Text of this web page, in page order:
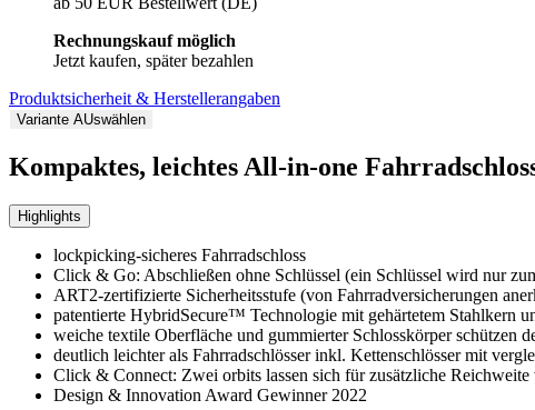
Rechnungskauf möglich
Jetzt kaufen, später bezahlen
Produktsicherheit & Herstellerangaben
Variante AUswählen
Kompaktes, leichtes All-in-one
Highlights
lockpicking-sicheres Fahrradschloss
Click & Go: Abschließen ohne Schlüssel (ein Schlüssel wird nur
ART2-zertifizierte Sicherheitsstufe (von Fahrradversicherungen
patentierte HybridSecure™ Technologie mit gehärtetem Stahlkern
weiche textile Oberfläche und gummierter Schlosskörper schützen
deutlich leichter als Fahrradschlösser inkl. Kettenschlösser mit
Click & Connect: Zwei orbits lassen sich für zusätzliche Reichweite
Design & Innovation Award Gewinner 2022